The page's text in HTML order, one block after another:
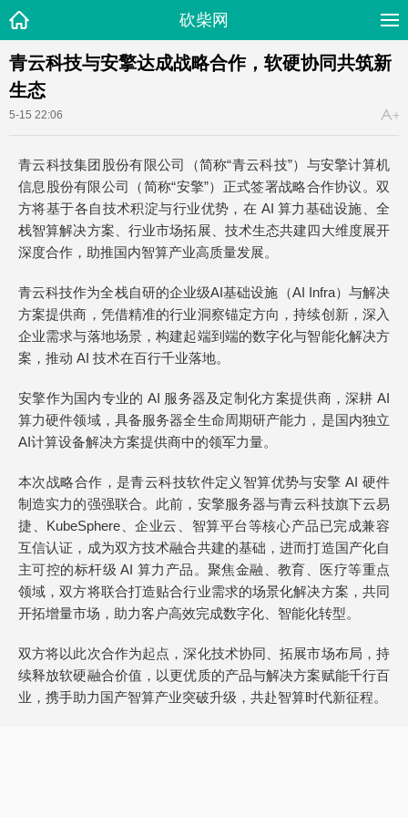
砍柴网
青云科技与安擎达成战略合作，软硬协同共筑新
生态
5-15 22:06
青云科技集团股份有限公司（简称“青云科技”）与安擎计算机
信息股份有限公司（简称“安擎”）正式签署战略合作协议。双
方将基于各自技术积淀与行业优势，在 AI 算力基础设施、全
栈智算解决方案、行业市场拓展、技术生态共建四大维度展开
深度合作，助推国内智算产业高质量发展。
青云科技作为全栈自研的企业级AI基础设施（AI Infra）与解决
方案提供商，凭借精准的行业洞察锚定方向，持续创新，深入
企业需求与落地场景，构建起端到端的数字化与智能化解决方
案，推动 AI 技术在百行千业落地。
安擎作为国内专业的 AI 服务器及定制化方案提供商，深耕 AI
算力硬件领域，具备服务器全生命周期研产能力，是国内独立
AI计算设备解决方案提供商中的领军力量。
本次战略合作，是青云科技软件定义智算优势与安擎 AI 硬件
制造实力的强强联合。此前，安擎服务器与青云科技旗下云易
捷、KubeSphere、企业云、智算平台等核心产品已完成兼容
互信认证，成为双方技术融合共建的基础，进而打造国产化自
主可控的标杆级 AI 算力产品。聚焦金融、教育、医疗等重点
领域，双方将联合打造贴合行业需求的场景化解决方案，共同
开拓增量市场，助力客户高效完成数字化、智能化转型。
双方将以此次合作为起点，深化技术协同、拓展市场布局，持
续释放软硬融合价值，以更优质的产品与解决方案赋能千行百
业，携手助力国产智算产业突破升级，共赴智算时代新征程。